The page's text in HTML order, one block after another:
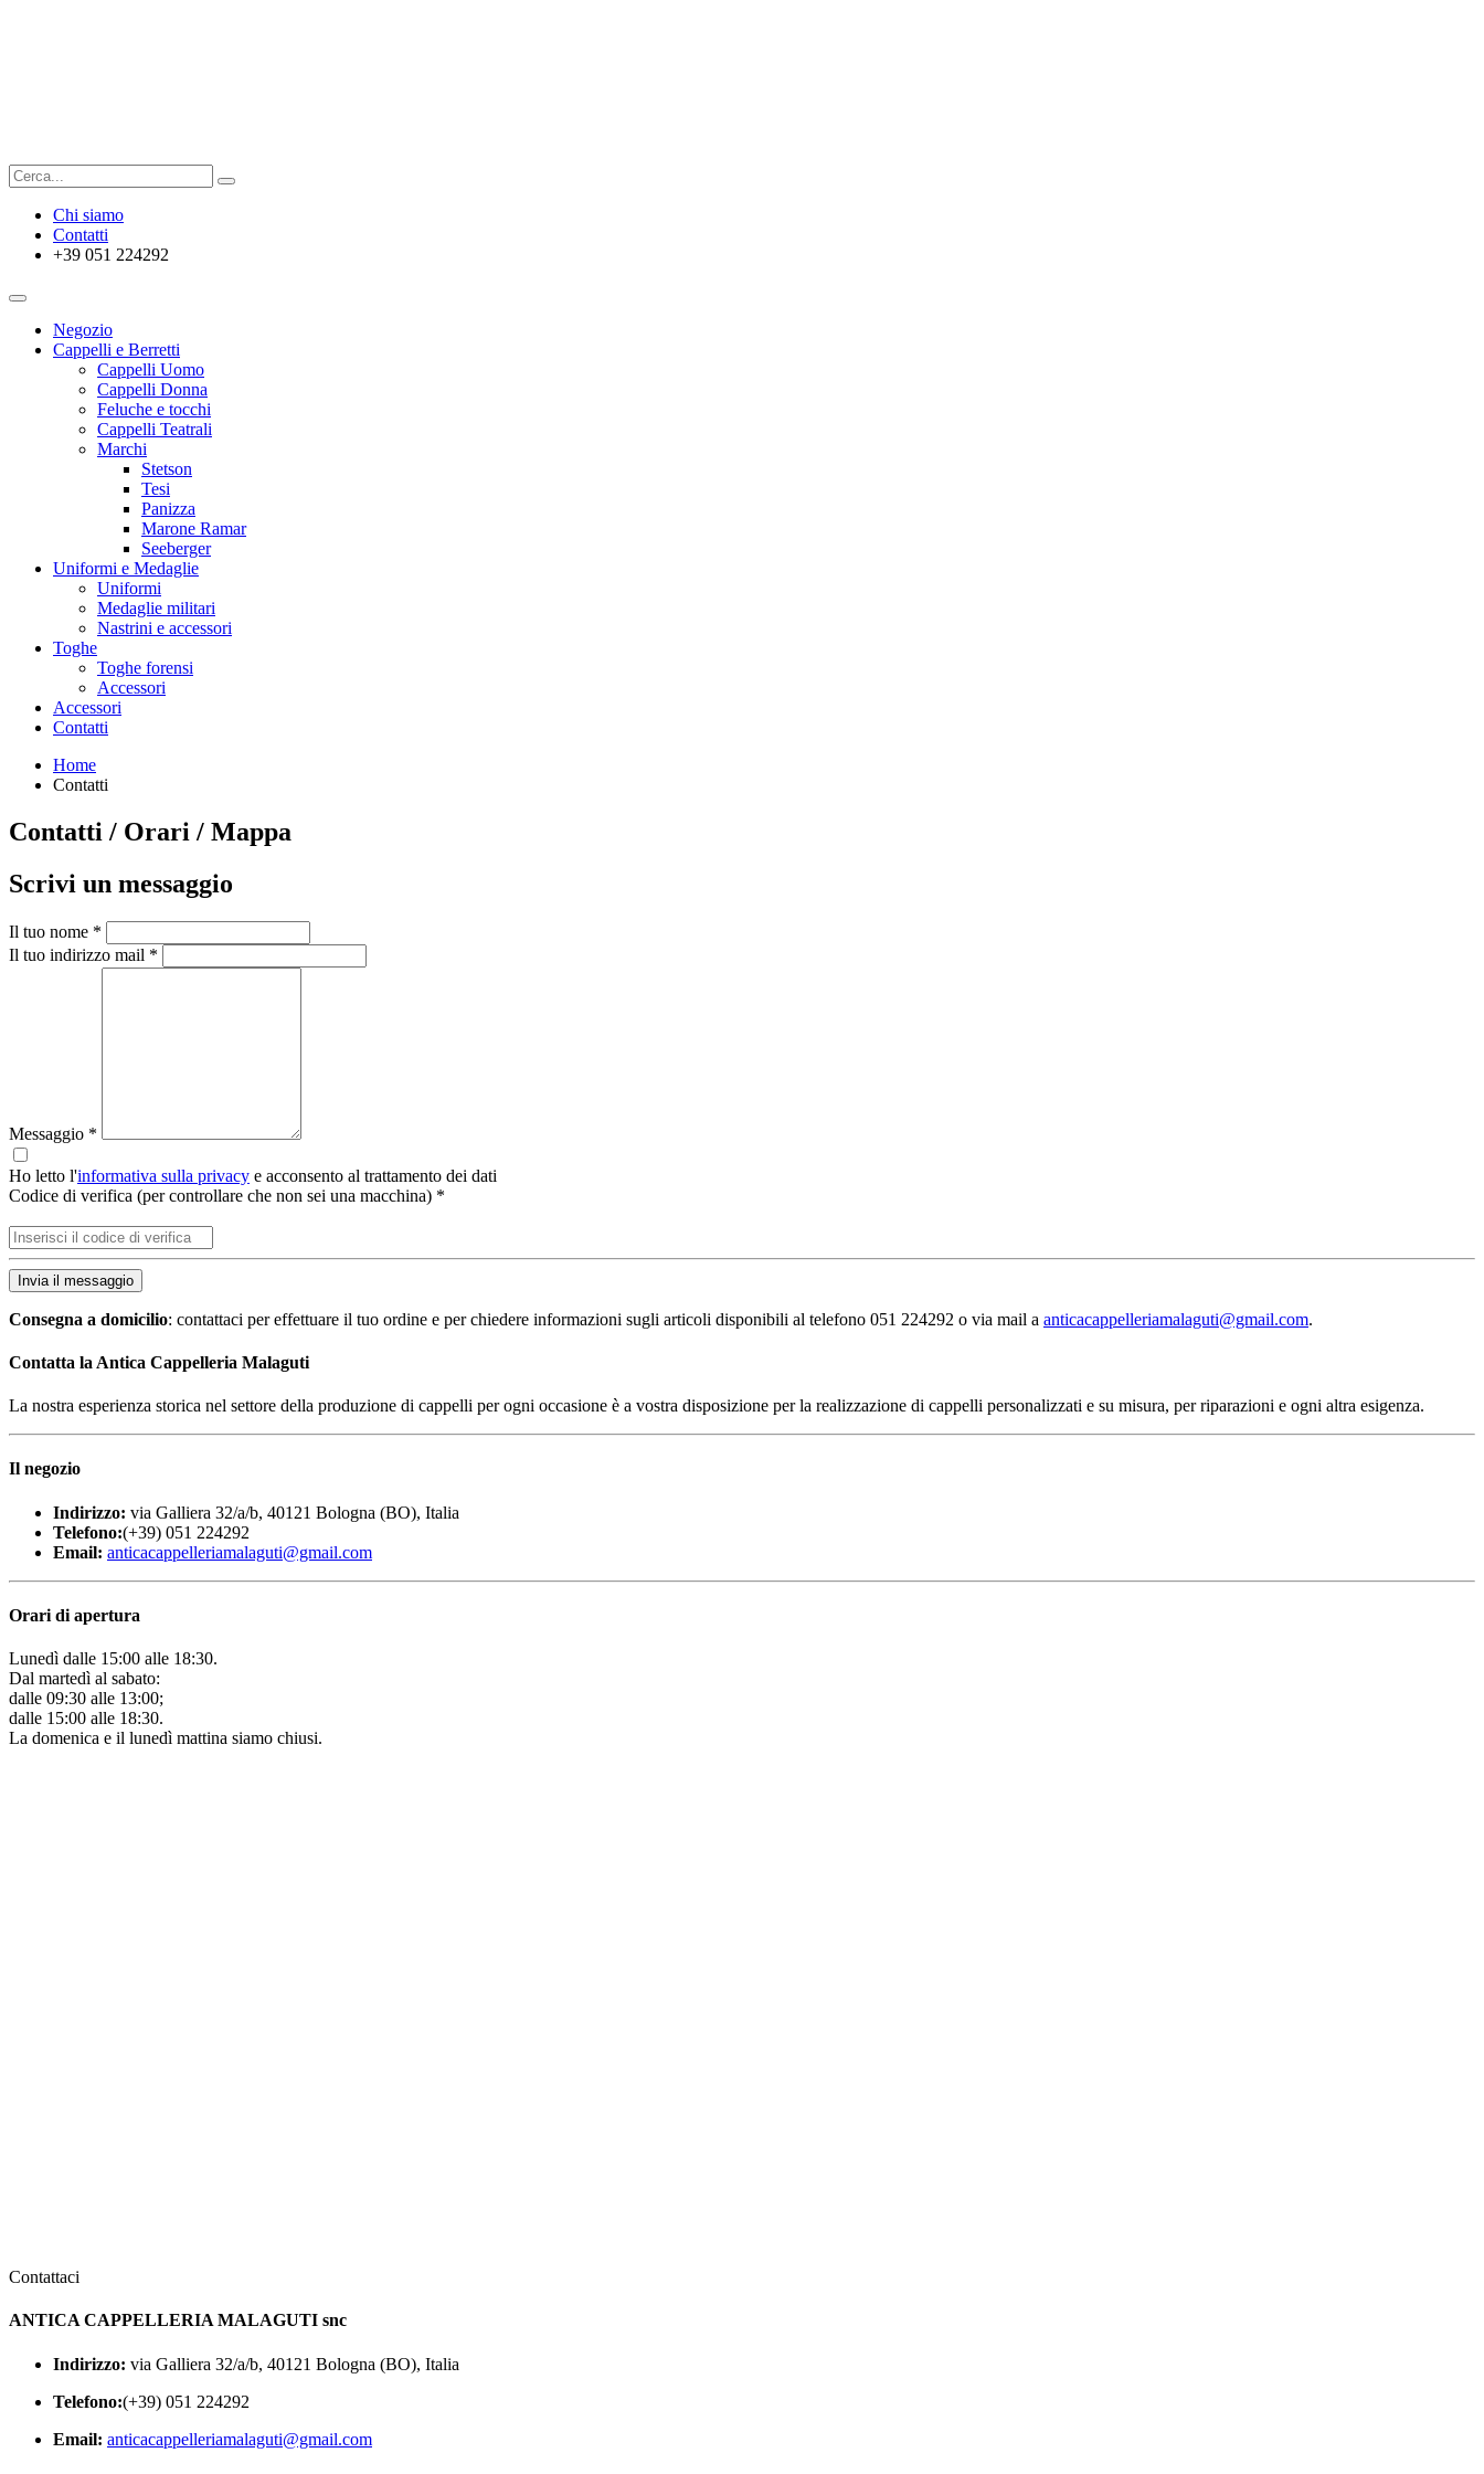
Chi siamo
Contatti
+39 051 224292
Negozio
Cappelli e Berretti
Cappelli Uomo
Cappelli Donna
Feluche e tocchi
Cappelli Teatrali
Marchi
Stetson
Tesi
Panizza
Marone Ramar
Seeberger
Uniformi e Medaglie
Uniformi
Medaglie militari
Nastrini e accessori
Toghe
Toghe forensi
Accessori
Accessori
Contatti
Home
Contatti
Contatti / Orari / Mappa
Scrivi un messaggio
Il tuo nome *
Il tuo indirizzo mail *
Messaggio *
Ho letto l'informativa sulla privacy e acconsento al trattamento dei dati
Codice di verifica (per controllare che non sei una macchina) *
Consegna a domicilio: contattaci per effettuare il tuo ordine e per chiedere informazioni sugli articoli disponibili al telefono 051 224292‬ o via mail a anticacappelleriamalaguti@gmail.com.
Contatta la Antica Cappelleria Malaguti
La nostra esperienza storica nel settore della produzione di cappelli per ogni occasione è a vostra disposizione per la realizzazione di cappelli personalizzati e su misura, per riparazioni e ogni altra esigenza.
Il negozio
Indirizzo: via Galliera 32/a/b, 40121 Bologna (BO), Italia
Telefono:(+39) 051 224292
Email: anticacappelleriamalaguti@gmail.com
Orari di apertura
Lunedì dalle 15:00 alle 18:30.
Dal martedì al sabato:
dalle 09:30 alle 13:00;
dalle 15:00 alle 18:30.
La domenica e il lunedì mattina siamo chiusi.
Contattaci
ANTICA CAPPELLERIA MALAGUTI snc
Indirizzo: via Galliera 32/a/b, 40121 Bologna (BO), Italia
Telefono:(+39) 051 224292
Email: anticacappelleriamalaguti@gmail.com